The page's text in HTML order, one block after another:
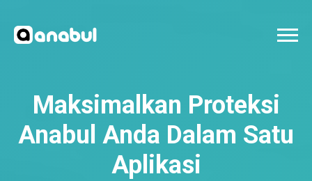
Maksimalkan Proteksi
Anabul Anda Dalam Satu
Aplikasi